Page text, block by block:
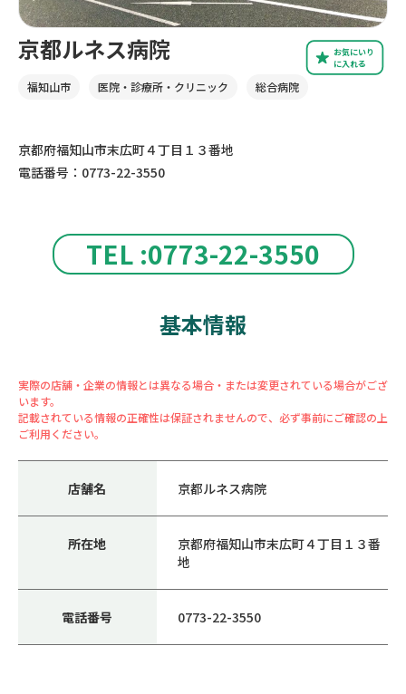
TEL :0773-22-3550
お気にいり
に入れる
京都ルネス病院
福知山市 医院・診療所・クリニック 総合病院
京都府福知山市末広町４丁目１３番地
電話番号：0773-22-3550
基本情報
実際の店舗・企業の情報とは異なる場合・または変更されている場合がござ
います。
記載されている情報の正確性は保証されませんので、必ず事前にご確認の上
ご利用ください。
店舗名 京都ルネス病院
所在地
京都府福知山市末広町４丁目１３番
地
電話番号 0773-22-3550